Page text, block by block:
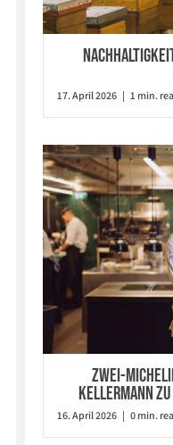
17. April 2026 | 1 min.
Zwei-
Kellermann zu
16. April 2026 | 0 min.